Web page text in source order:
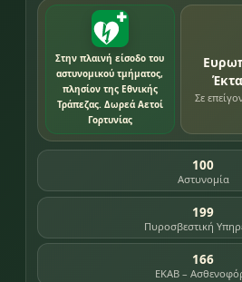
Στην πλαινή είσοδο του
αστυνομικού τμήματος,
πλησίον της Εθνικής
Τράπεζας. Δωρεά Αετοί
Γορτυνίας
Σε
100
Αστυνομία
199
Πυροσβεστική
166
ΕΚΑΒ –